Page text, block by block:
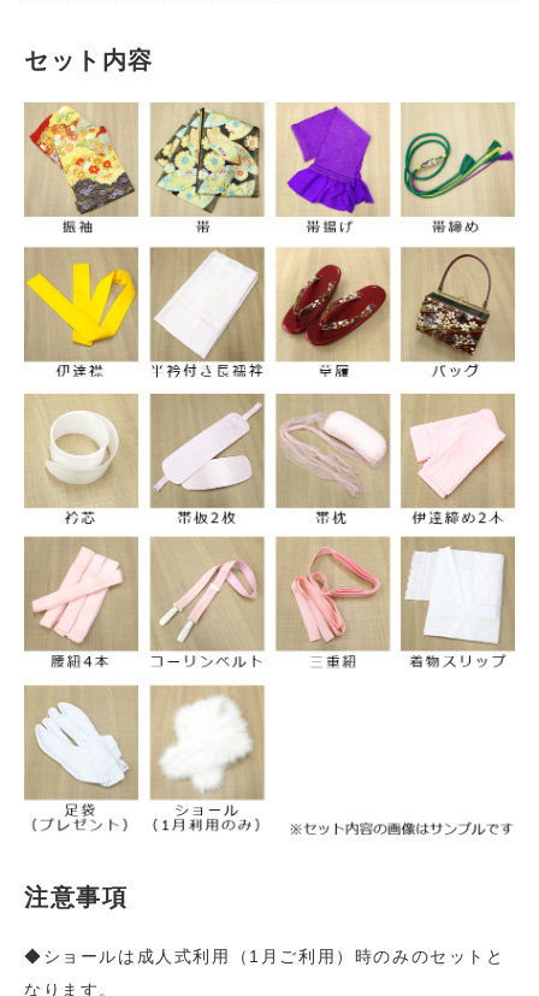
セット内容
注意事項
◆ショールは成人式利用（1月ご利用）時のみのセットと
なります。